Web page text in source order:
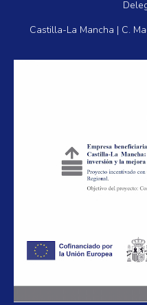
Castilla-La Mancha | C.